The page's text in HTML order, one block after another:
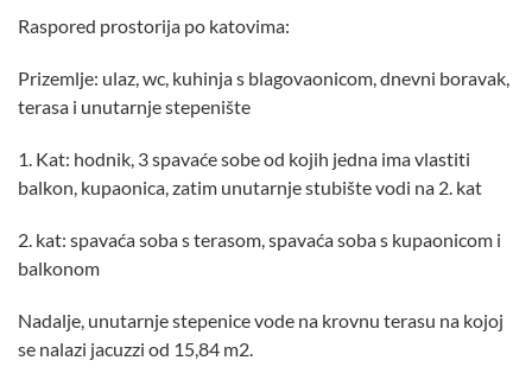
Raspored prostorija po katovima:
Prizemlje: ulaz, wc, kuhinja s blagovaonicom, dnevni boravak,
terasa i unutarnje stepenište
1. Kat: hodnik, 3 spavaće sobe od kojih jedna ima vlastiti
balkon, kupaonica, zatim unutarnje stubište vodi na 2. kat
2. kat: spavaća soba s terasom, spavaća soba s kupaonicom i
balkonom
Nadalje, unutarnje stepenice vode na krovnu terasu na kojoj
se nalazi jacuzzi od 15,84 m2.